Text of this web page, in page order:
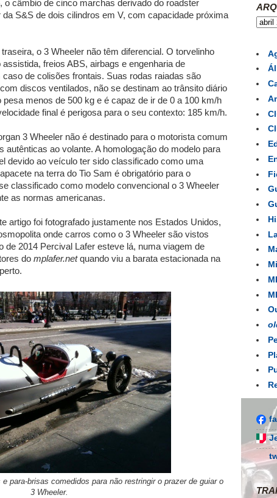
o câmbio de cinco marchas derivado do roadster
S&S de dois cilindros em V, com capacidade próxima
o 3 Wheeler não têm diferencial. O torvelinho
freios ABS, airbags e engenharia de
de colisões frontais. Suas rodas raiadas são
discos ventilados, não se destinam ao trânsito diário
menos de 500 kg e é capaz de ir de 0 a 100 km/h
final é perigosa para o seu contexto: 185 km/h.
3 Wheeler não é destinado para o motorista comum
autênticas ao volante. A homologação do modelo para
devido ao veículo ter sido classificado como uma
na terra do Tio Sam é obrigatório para o
classificado como modelo convencional o 3 Wheeler
as normas americanas.
artigo foi fotografado justamente nos Estados Unidos,
onde carros como o 3 Wheeler são vistos
de 2014 Percival Lafer esteve lá, numa viagem de
do mplafer.netquando viu a barata estacionada na
para-brisas comedidos para não restringir o prazer de guiar o
3 Wheeler.